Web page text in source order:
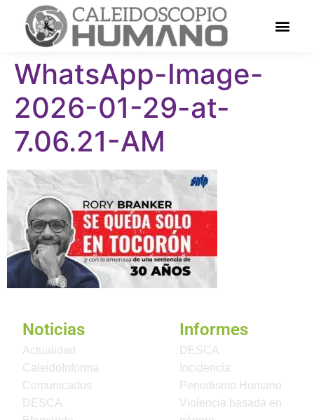
WhatsApp-Image-
2026-01-29-at-
7.06.21-AM
Noticias
Actualidad
CaleidoInforma
Comunicados
DESCA
Informes
DESCA
Incidencia
Periodismo Humano
Violencia basada en